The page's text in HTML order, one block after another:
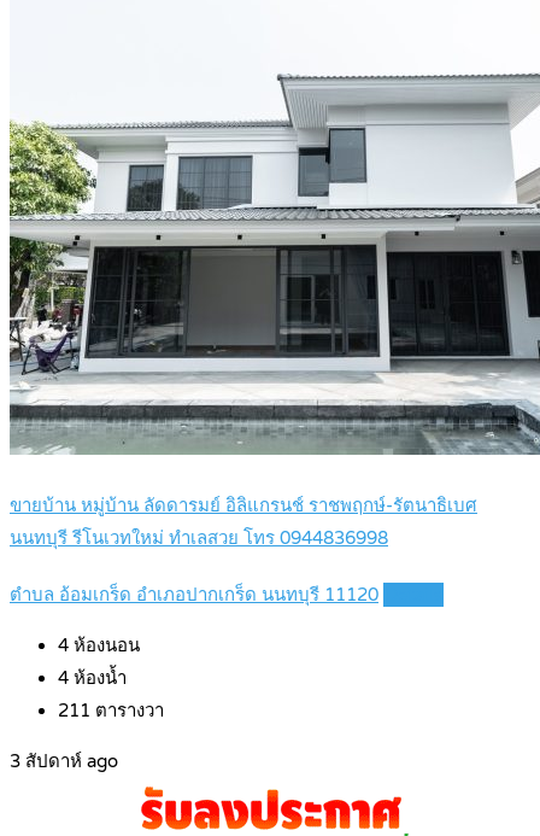
ขายบ้าน หมู่บ้าน ลัดดารมย์ อิลิแกรนช์ ราชพฤกษ์-รัตนาธิเบศ
นนทบุรี รีโนเวทใหม่ ทำเลสวย โทร 0944836998
ตำบล อ้อมเกร็ด อำเภอปากเกร็ด นนทบุรี 11120
4 ห้องนอน
4 ห้องน้ำ
211 ตารางวา
3 สัปดาห์ ago